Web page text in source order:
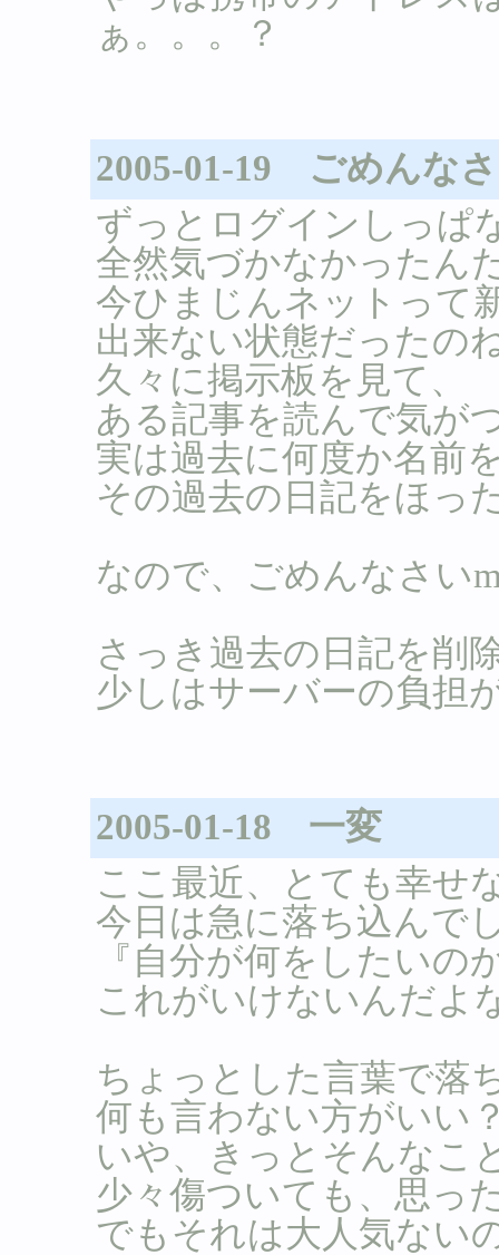
ぁ。。。？
2005-01-19 ごめんな
ずっとログインしっぱ
全然気づかなかったん
今ひまじんネットって
出来ない状態だったの
久々に掲示板を見て、
ある記事を読んで気が
実は過去に何度か名前
その過去の日記をほっ
なので、ごめんなさい
さっき過去の日記を削
少しはサーバーの負担
2005-01-18 一変
ここ最近、とても幸せ
今日は急に落ち込んで
『自分が何をしたいの
これがいけないんだよ
ちょっとした言葉で落
何も言わない方がいい
いや、きっとそんなこ
少々傷ついても、思っ
でもそれは大人気ない